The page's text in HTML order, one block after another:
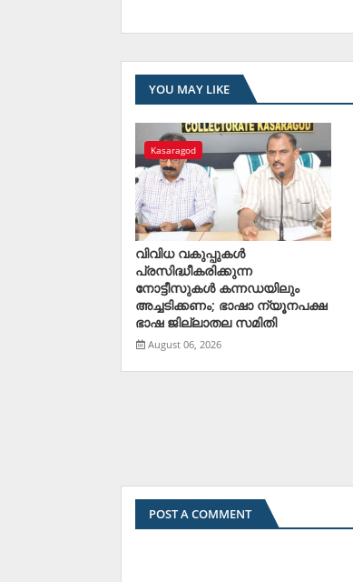
YOU MAY LIKE
Kasaragod
വിവിധ വകുപ്പുകള്‍
പ്രസിദ്ധീകരിക്കുന്ന
നോട്ടീസുകള്‍ കന്നഡയിലും
അച്ചടിക്കണം; ഭാഷാ ന്യൂനപക്ഷ
ഭാഷ ജില്ലാതല സമിതി
August 06, 2026
POST A COMMENT